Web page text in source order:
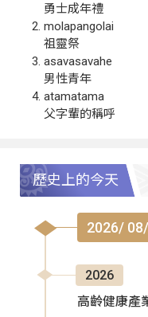
勇士成年禮
molapangolai
祖靈祭
asavasavahe
男性青年
atamatama
父字輩的稱呼
歷史上的今天
2026/
2026
高齡健康產